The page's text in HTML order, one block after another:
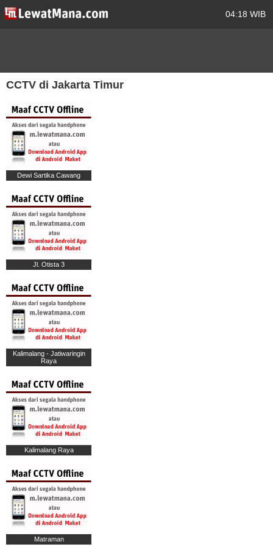
04:18 WIB
CCTV di Jakarta Timur
Dewi Sartika Cawang
Jl. Otista 3
Kalimalang - Jatiwaringin
Raya
Kalimalang Raya
Matraman